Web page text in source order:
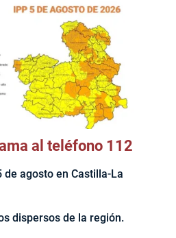
al teléfono 112
de agosto en Castilla-La
dispersos de la región.